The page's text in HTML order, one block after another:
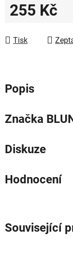
255 Kč
Tisk
Popis
Značka
Diskuze
Hodnocení
Související